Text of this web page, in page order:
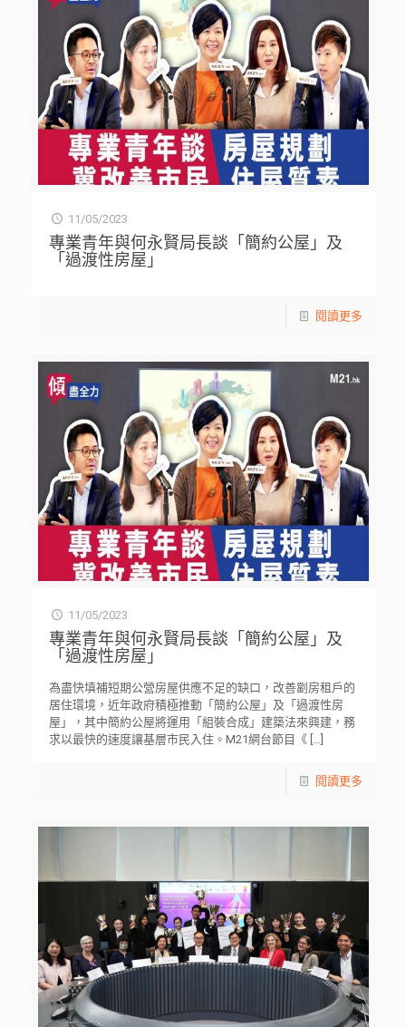
11/05/2023
專業青年與何永賢局長談「簡約公屋」及
「過渡性房屋」
閱讀更多
11/05/2023
專業青年與何永賢局長談「簡約公屋」及
「過渡性房屋」
為盡快填補短期公營房屋供應不足的缺口，改善劏房租戶的
居住環境，近年政府積極推動「簡約公屋」及「過渡性房
屋」，其中簡約公屋將運用「組裝合成」建築法來興建，務
求以最快的速度讓基層市民入住。M21網台節目《 […]
閱讀更多